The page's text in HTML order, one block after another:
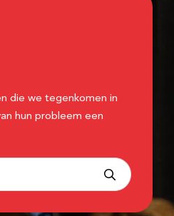
die we tegenkomen in
hun probleem een